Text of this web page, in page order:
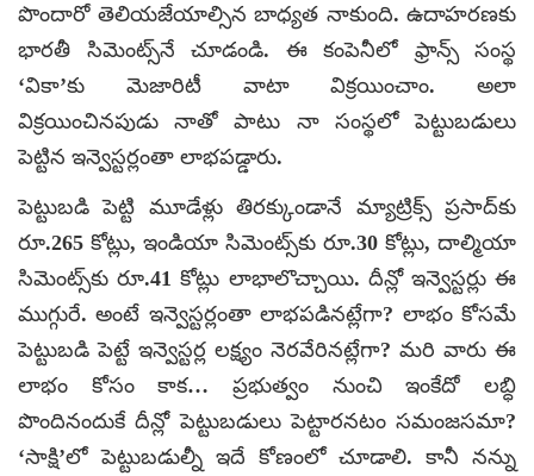
పొందారో తెలియజేయాల్సిన బాధ్యత నాకుంది. ఉదాహరణకు
భారతీ సిమెంట్స్‌నే చూడండి. ఈ కంపెనీలో ఫ్రాన్స్ సంస్థ
‘వికా’కు మెజారిటీ వాటా విక్రయించాం. అలా
విక్రయించినపుడు నాతో పాటు నా సంస్థలో పెట్టుబడులు
పెట్టిన ఇన్వెస్టర్లంతా లాభపడ్డారు.
పెట్టుబడి పెట్టి మూడేళ్లు తిరక్కుండానే మ్యాట్రిక్స్ ప్రసాద్‌కు
రూ.265 కోట్లు, ఇండియా సిమెంట్స్‌కు రూ.30 కోట్లు, దాల్మియా
సిమెంట్స్‌కు రూ.41 కోట్లు లాభాలొచ్చాయి. దీన్లో ఇన్వెస్టర్లు ఈ
ముగ్గురే. అంటే ఇన్వెస్టర్లంతా లాభపడినట్లేగా? లాభం కోసమే
పెట్టుబడి పెట్టే ఇన్వెస్టర్ల లక్ష్యం నెరవేరినట్లేగా? మరి వారు ఈ
లాభం కోసం కాక… ప్రభుత్వం నుంచి ఇంకేదో లబ్ధి
పొందినందుకే దీన్లో పెట్టుబడులు పెట్టారనటం సమంజసమా?
‘సాక్షి’లో పెట్టుబడుల్నీ ఇదే కోణంలో చూడాలి. కానీ నన్ను